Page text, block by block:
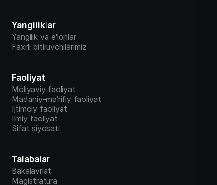
Yangiliklar
Yangilik va e'lonlar
Faxrli bitiruvchilarimiz
Faoliyat
Moliyaviy faoliyat
Madaniy-ma’rifiy faoliyat
Ijtimoiy faoliyat
Ilmiy faoliyat
Sifat siyosati
Talabalar
Bakalavriat
Magistratura